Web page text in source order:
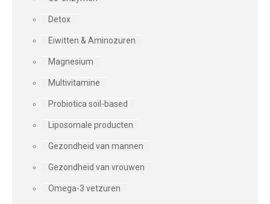
Detox
Eiwitten & Aminozuren
Magnesium
Multivitamine
Probiotica soil-based
Liposomale producten
Gezondheid van mannen
Gezondheid van vrouwen
Omega-3 vetzuren